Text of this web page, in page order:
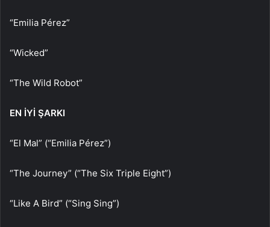
“Emilia Pérez”
“Wicked”
“The Wild Robot”
EN İYİ ŞARKI
“El Mal” (“Emilia Pérez”)
“The Journey” (“The Six Triple Eight”)
“Like A Bird” (“Sing Sing”)